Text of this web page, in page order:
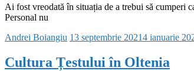
Ai fost vreodată în situația de a trebui să cumperi
Personal nu
Andrei Boiangiu 13 septembrie 20214 ianuarie
Cultura Țestului în Oltenia